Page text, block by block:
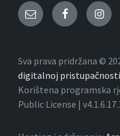
Email Facebook
Sva prava pridržana ©
digitalnoj pristupačnosti
Korištena programska
Public License |